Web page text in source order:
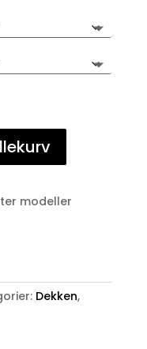
modeller
Dekken,